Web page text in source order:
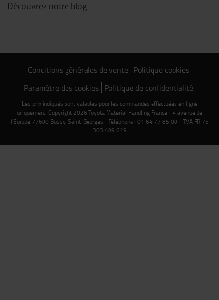
Découvrez notre blog
Conditions générales de vente Politique cookies
Paramètre des cookies Politique de confidentialité
Les prix indiqués sont valables pour les commandes effectuées en ligne
uniquement. Copyright 2026 Toyota Material Handling France - 4 avenue de
l'Europe 77600 Bussy-Saint-Georges - Téléphone : 01 64 77 85 00 - TVA FR 75
303 409 619